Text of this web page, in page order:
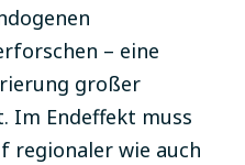
– eine
großer
Im Endeffekt muss
regionaler wie auch